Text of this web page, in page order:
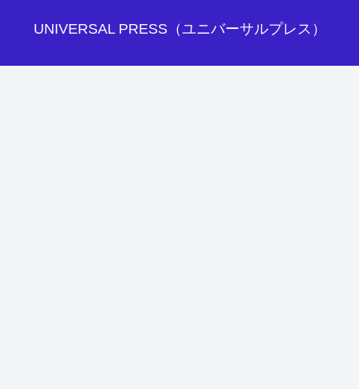
UNIVERSAL PRESS（ユニバーサルプレス）